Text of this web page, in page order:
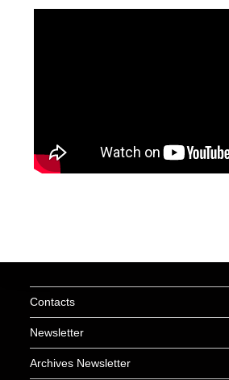
Contacts
Newsletter
Archives Newsletter